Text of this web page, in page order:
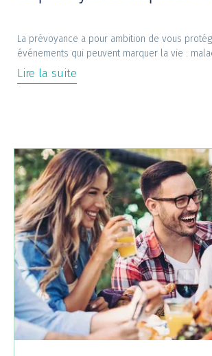
FAQ
Découvrez-
La prévoyance a pour ambition de vous
événements qui peuvent marquer la vie :
Lire la suite